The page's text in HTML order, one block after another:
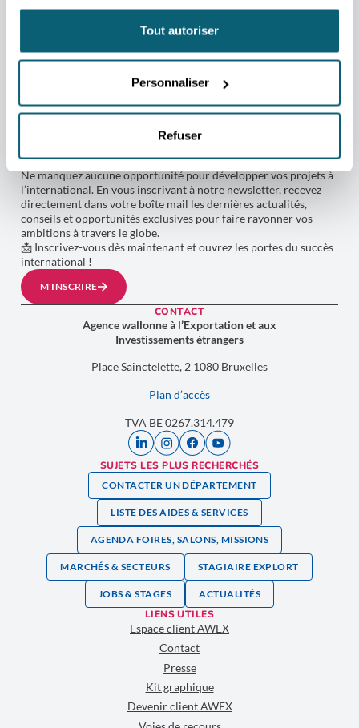
Tout autoriser
Personnaliser
Refuser
NEWSLETTER
RESTEZ CONNECTÉ AU MONDE
AVEC L'AWEX !
Ne manquez aucune opportunité pour développer vos projets à
l’international. En vous inscrivant à notre newsletter, recevez
directement dans votre boîte mail les dernières actualités,
conseils et opportunités exclusives pour faire rayonner vos
ambitions à travers le globe.
📩 Inscrivez-vous dès maintenant et ouvrez les portes du succès
international !
M'INSCRIRE
CONTACT
Agence wallonne à l’Exportation et aux
Investissements étrangers
Place Sainctelette, 2 1080 Bruxelles
Plan d’accès
TVA BE 0267.314.479
SUJETS LES PLUS RECHERCHÉS
CONTACTER UN DÉPARTEMENT
LISTE DES AIDES & SERVICES
AGENDA FOIRES, SALONS, MISSIONS
MARCHÉS & SECTEURS STAGIAIRE EXPLORT
JOBS & STAGES ACTUALITÉS
LIENS UTILES
Espace client AWEX
Contact
Presse
Kit graphique
Devenir client AWEX